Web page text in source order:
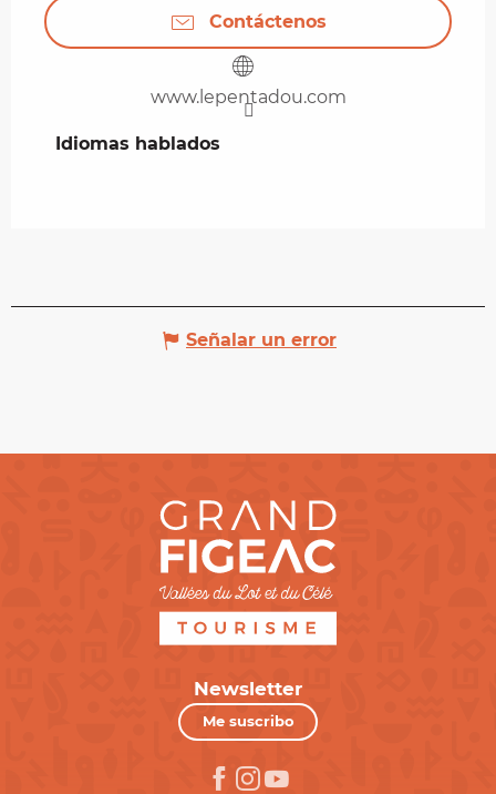
Contáctenos
www.lepentadou.com
Idiomas hablados
Idiomas hablados
Señalar un error
Newsletter
Me suscribo